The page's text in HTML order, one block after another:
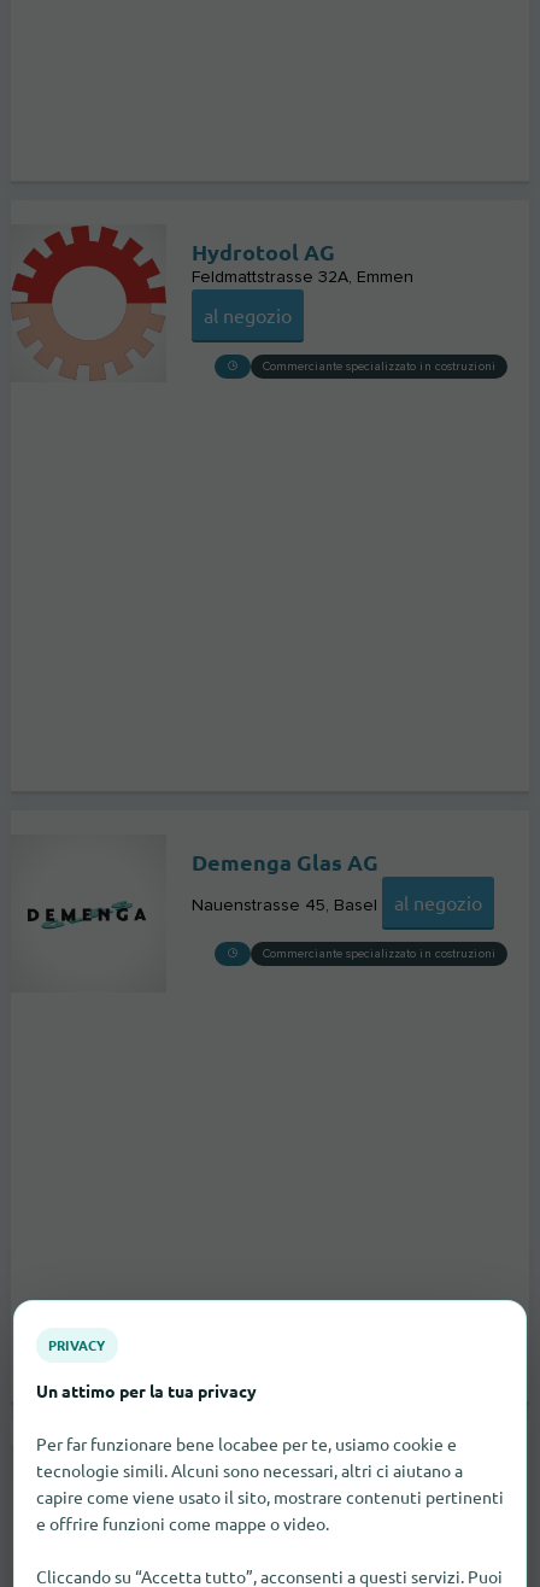
Hydrotool AG
Feldmattstrasse 32A Emmen
al negozio
Commerciante specializzato in costruzioni
Demenga Glas AG
Nauenstrasse 45 Basel al negozio
Commerciante specializzato in costruzioni
Kiry Metallbau AG
Mühlemattstrasse 41 Oberwil BL
al negozio
PRIVACY
Un attimo per la tua privacy
Per far funzionare bene locabee per te, usiamo cookie e
tecnologie simili. Alcuni sono necessari, altri ci aiutano a
capire come viene usato il sito, mostrare contenuti pertinenti
e offrire funzioni come mappe o video.
Cliccando su “Accetta tutto”, acconsenti a questi servizi. Puoi